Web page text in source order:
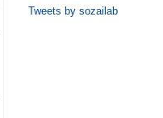
Tweets by sozailab